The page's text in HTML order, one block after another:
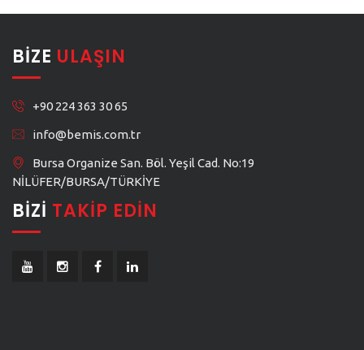
BIZE ULAŞIN
+90 224 363 30 65
info@bemis.com.tr
Bursa Organize San. Böl. Yeşil Cad. No:19
NİLÜFER/BURSA/TÜRKİYE
BIZI TAKIP EDIN